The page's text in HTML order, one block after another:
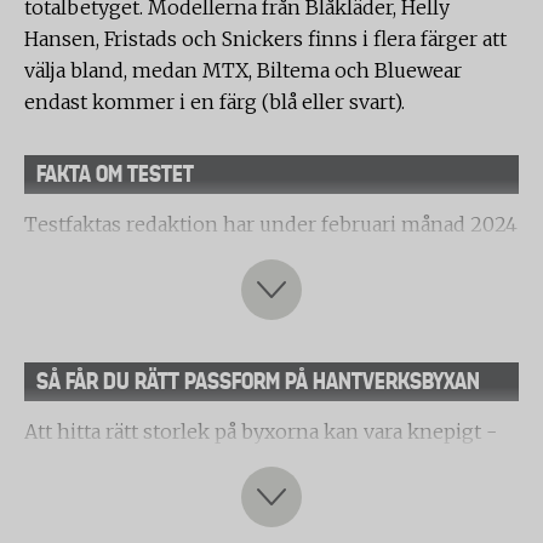
totalbetyget. Modellerna från Blåkläder, Helly
Hansen, Fristads och Snickers finns i flera färger att
välja bland, medan MTX, Biltema och Bluewear
endast kommer i en färg (blå eller svart).
FAKTA OM TESTET
Testfaktas redaktion har under februari månad 2024
genomfört ett jämförande laboratorietest av
hantverksbyxor. Testet har utförts av det oberoende
textillaboratoriet Weber & Leucht GmbH i tyska
Följande produkter har testats:
Blåkläder, Hantverksbyxa 4-vägsstretch X1900
Helly Hansen, Kensington hantverksbyxa
Fristads, Green hantverksbyxa stretch 2530 GCYD
SÅ FÅR DU RÄTT PASSFORM PÅ HANTVERKSBYXAN
Att hitta rätt storlek på byxorna kan vara knepigt -
särskilt om det ska beställas centralt från
arbetsgivaren och man inte alltid kan prova innan.
Thomas Nordin är herrskräddare på Operan i